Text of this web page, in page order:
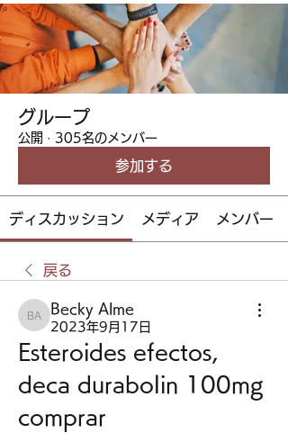
グループ
公開 · 305名のメンバー
参加する
ディスカッション メディア メンバー
戻る
Becky Alme
Becky Alme
2023年9月17日
Esteroides efectos,
deca durabolin 100mg
comprar